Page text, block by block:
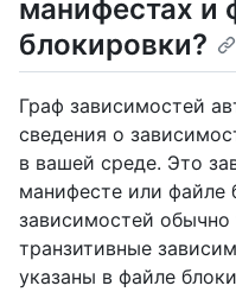
манифестах и
блокировки?
Граф зависимостей
сведения о
в вашей среде. Это
манифесте или файле
зависимостей
транзитивные
указаны в файле